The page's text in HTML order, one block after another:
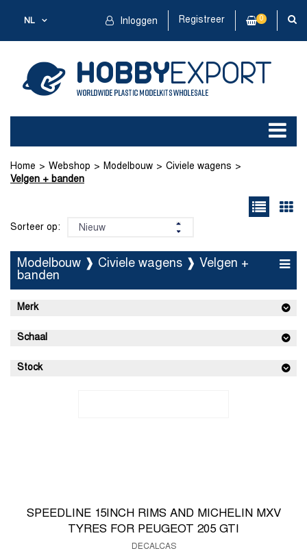
NL Inloggen Registreer 0
Home Webshop Modelbouw
Civiele wagens
Velgen + banden
Sorteer op:
Modelbouw ❱ Civiele wagens ❱ Velgen +
banden
Merk
Schaal
Stock
SPEEDLINE 15INCH RIMS AND MICHELIN MXV
TYRES FOR PEUGEOT 205 GTI
DECALCAS